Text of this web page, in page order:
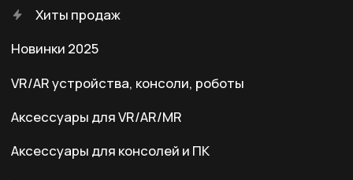
+7 (701) 202-04-00
батыра, БЦ Карасай, блок В,
Ежедневно с 10:00 до 19:00